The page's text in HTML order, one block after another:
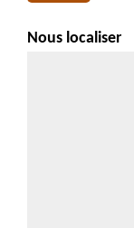
Nous localiser